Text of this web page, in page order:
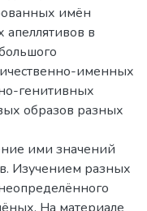
имён
в
именных
генитивных
образов разных
ими значений
Изучением разных